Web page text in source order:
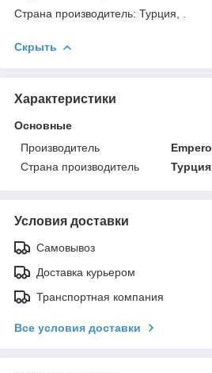
Страна производитель: Турция, .
Скрыть
Характеристики
Основные
Производитель
Empero
Страна производитель
Турция
Условия доставки
Самовывоз
Доставка курьером
Транспортная компания
Все условия доставки